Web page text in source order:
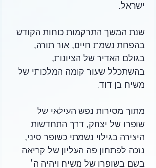
ישראל.
שנת המשך התרקמות כוחות הקודש
בהפחת נשמת חיים, אור תורה,
בגולם האדיר של הציונות,
בהשתכלל שעור קומה המלכותי של
משיח בן דוד.
מתוך מסירות נפש העילאי של
שופרו של יצחק, דרך התחדשות
היצירה בגילוי נשמתי כשופר סיני,
נזכה לפתחון פה העליון של קריאה
בשם בשופרו של משיח ויהיה ה׳